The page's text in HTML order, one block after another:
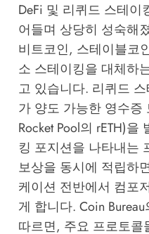
DeFi 및 리퀴드 스테
어들며 상당히 성숙해
비트코인, 스테이블코
소 스테이킹을 대체하
고 있습니다. 리퀴드
가 양도 가능한 영수증
Rocket Pool의 rETH)
킹 포지션을 나타내는
보상을 동시에 적립하
케이션 전반에서 컴포
게 합니다. Coin
따르면, 주요 프로토